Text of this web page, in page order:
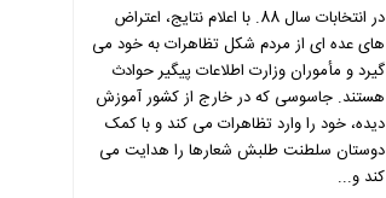
در انتخابات سال 88. با اعلام نتایج، اعتراض
های عده ای از مردم شکل تظاهرات به خود می
گیرد و مأموران وزارت اطلاعات پیگیر حوادث
هستند. جاسوسی که در خارج از کشور آموزش
دیده، خود را وارد تظاهرات می کند و با کمک
دوستان سلطنت طلبش شعارها را هدایت می
کند و...